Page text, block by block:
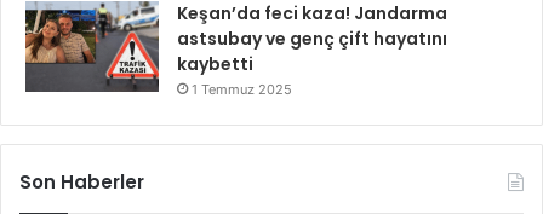
Keşan’da feci kaza! Jandarma
astsubay ve genç çift hayatını
kaybetti
1 Temmuz 2025
Son Haberler